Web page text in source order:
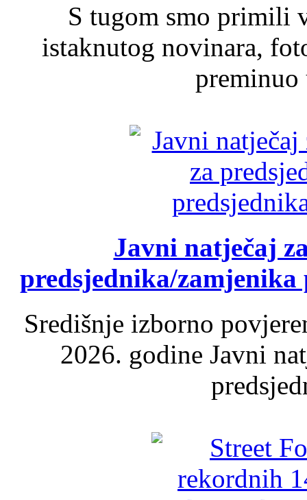
S tugom smo primili
istaknutog novinara,
Javni natječaj
predsjednika/
Središnje izborno
2026. godine Javni